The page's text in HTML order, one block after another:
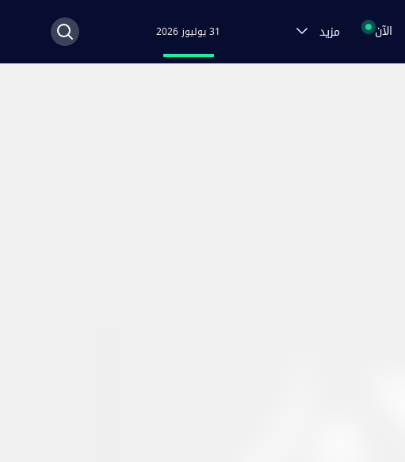
الآن مزيد 31 يوليوز 2026